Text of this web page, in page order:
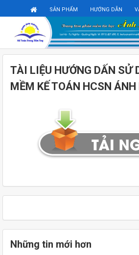
SẢN PHẨM HƯỚNG DẪN
TÀI LIỆU HƯỚNG DẤN SỬ
MỀM KẾ TOÁN HCSN
Những tin mới hơn